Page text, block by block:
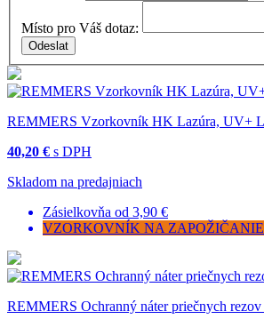
Místo pro Váš dotaz:
REMMERS Vzorkovník HK Lazúra, UV+
40,20 € s DPH
Skladom na predajniach
Zásielkovňa od 3,90 €
VZORKOVNÍK NA ZAPOŽIČANIE
REMMERS Ochranný náter priečnych